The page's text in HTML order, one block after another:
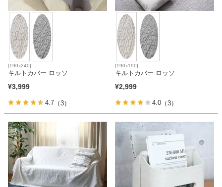
[190x240]
キルトカバー ロッソ
¥3,999
4.7 （3）
[190x190]
キルトカバー ロッソ
¥2,999
4.0 （3）